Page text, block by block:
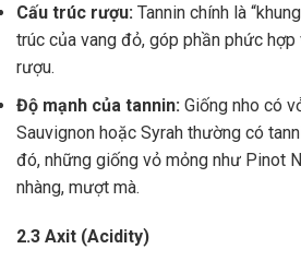
Cấu trúc rượu: Tannin chính là
trúc của vang đỏ, góp phần phức
rượu.
Độ mạnh của tannin: Giống nho có
Sauvignon hoặc Syrah thường có
đó, những giống vỏ mỏng như Pinot
nhàng, mượt mà.
2.3 Axit (Acidity)